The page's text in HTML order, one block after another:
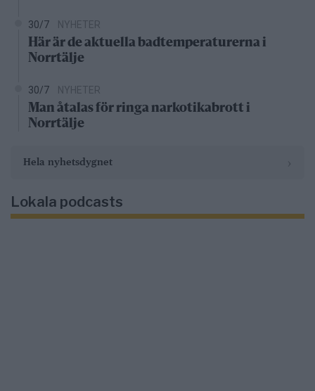
30/7 NYHETER
Här är de aktuella badtemperaturerna i
Norrtälje
30/7 NYHETER
Man åtalas för ringa narkotikabrott i
Norrtälje
Hela nyhetsdygnet
Lokala podcasts